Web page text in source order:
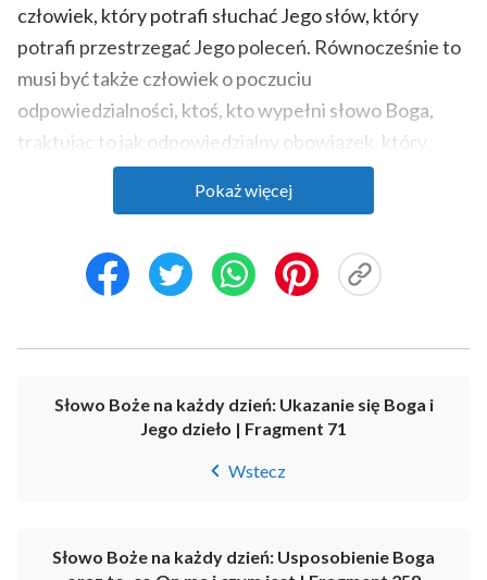
człowiek, który potrafi słuchać Jego słów, który
potrafi przestrzegać Jego poleceń. Równocześnie to
musi być także człowiek o poczuciu
odpowiedzialności, ktoś, kto wypełni słowo Boga,
traktując to jak odpowiedzialny obowiązek, który
powinno się wypełnić. Zatem czy taki człowiek musi
być kimś, kto zna Boga? Nie. W tamtym czasie Noe nie
doświadczył Bożego dzieła. Dlatego też jego
znajomość Boga była bardzo niewielka. Chociaż
zdecydowanie nie! Ponieważ w tamtych czasach do
ludzi przybywali jedynie posłańcy Boga. Chociaż mogli
twarzą w twarz. W tej części Pisma zasadniczo
Pokaż więcej
Słowo Boże na każdy dzień: Ukazanie się Boga i
Jego dzieło | Fragment 71
Wstecz
Słowo Boże na każdy dzień: Usposobienie Boga